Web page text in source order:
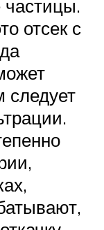
частицы.
отсек с
следует